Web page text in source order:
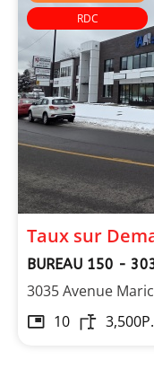
RDC
Immeubles Roussin
Taux sur
BUREAU 150 -
3035 Avenue
10
3,500